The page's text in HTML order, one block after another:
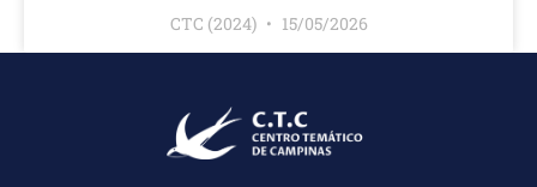
CTC (2024) 15/05/2026